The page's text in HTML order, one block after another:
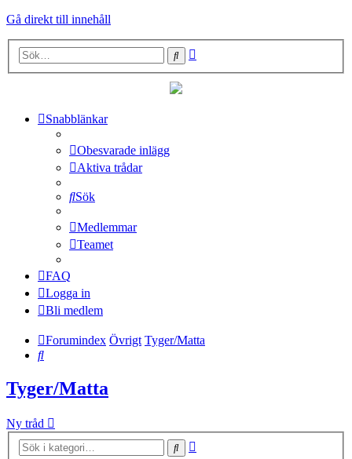
Gå direkt till innehåll
Sök
Snabblänkar
Obesvarade inlägg
Aktiva trådar
Sök
Medlemmar
Teamet
FAQ
Logga in
Bli medlem
Forumindex Övrigt Tyger/Matta
Sök
Tyger/Matta
Ny tråd
Sök